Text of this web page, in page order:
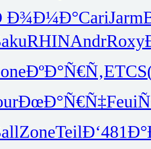
Ð¾Ð¼Ð°CariJarm
RHINAndrRoxy
ÐºÐ°Ñ€Ñ‚ETCS
ÐœÐ°Ñ€Ñ‡Feui
ZoneTeilÐ‘481